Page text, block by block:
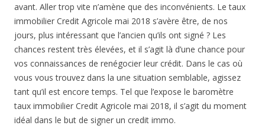
avant. Aller trop vite n’amène que des inconvénients. Le taux
immobilier Credit Agricole mai 2018 s’avère être, de nos
jours, plus intéressant que l’ancien qu’ils ont signé ? Les
chances restent très élevées, et il s’agit là d’une chance pour
vos connaissances de renégocier leur crédit. Dans le cas où
vous vous trouvez dans la une situation semblable, agissez
tant qu’il est encore temps. Tel que l’expose le baromètre
taux immobilier Credit Agricole mai 2018, il s’agit du moment
idéal dans le but de signer un credit immo.